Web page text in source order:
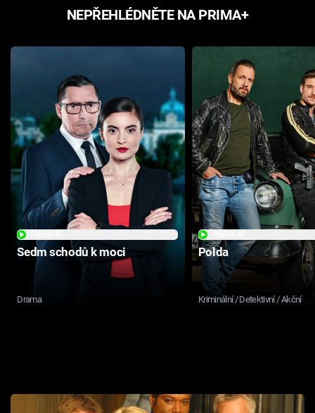
NEPŘEHLÉDNĚTE NA PRIMA+
Sedm schodů k moci
Drama
Polda
Kriminální / Detektivní / Akční